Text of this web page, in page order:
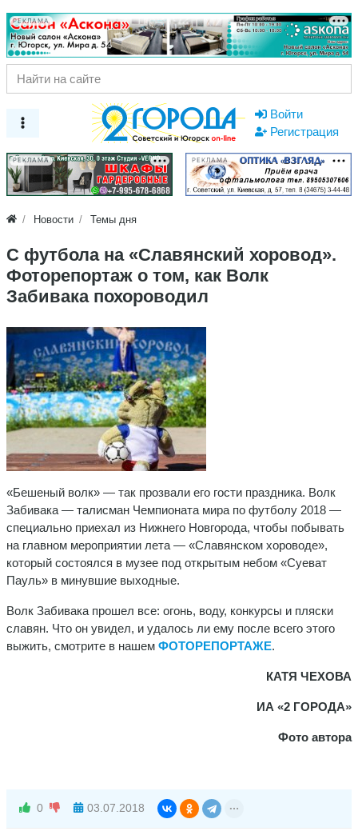
РЕКЛАМА
Войти
Регистрация
РЕКЛАМА РЕКЛАМА
Новости Темы дня
С футбола на «Славянский хоровод».
Фоторепортаж о том, как Волк
Забивака похороводил
«Бешеный волк» — так прозвали его гости праздника. Волк
Забивака — талисман Чемпионата мира по футболу 2018 —
специально приехал из Нижнего Новгорода, чтобы побывать
на главном мероприятии лета — «Славянском хороводе»,
который состоялся в музее под открытым небом «Суеват
Пауль» в минувшие выходные.
Волк Забивака прошел все: огонь, воду, конкурсы и пляски
славян. Что он увидел, и удалось ли ему после всего этого
выжить, смотрите в нашем ФОТОРЕПОРТАЖЕ.
КАТЯ ЧЕХОВА
ИА «2 ГОРОДА»
Фото автора
0 03.07.2018